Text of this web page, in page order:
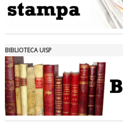
Tiziano Pesce nel Cda di
BIBLIOTECA UISP